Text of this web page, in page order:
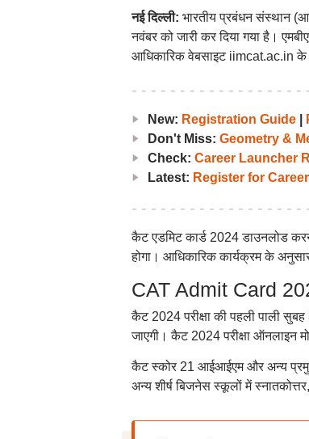
नई दिल्ली: भारतीय प्रबंधन संस्थान
नवंबर को जारी कर दिया गया है।
आधिकारिक वेबसाइट iimcat.ac.in
New: Registration Guide|
Don't Miss: Geometry &
Check: Career Launcher
Latest: Register for
कैट एडमिट कार्ड 2024 डाउनलोड
होगा। आधिकारिक कार्यक्रम के
CAT Admit Card
कैट 2024 परीक्षा की पहली पाली
जाएगी। कैट 2024 परीक्षा ऑनलाइन
कैट स्कोर 21 आईआईएम और अन्य
अन्य शीर्ष बिजनेस स्कूलों में